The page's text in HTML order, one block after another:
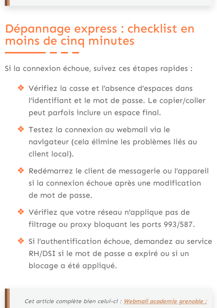
Dépannage express : checklist en
moins de cinq minutes
Si la connexion échoue, suivez ces étapes rapides :
Vérifiez la casse et l’absence d’espaces dans
l’identifiant et le mot de passe. Le copier/coller
peut parfois inclure un espace final.
Testez la connexion au webmail via le
navigateur (cela élimine les problèmes liés au
client local).
Redémarrez le client de messagerie ou l’appareil
si la connexion échoue après une modification
de mot de passe.
Vérifiez que votre réseau n’applique pas de
filtrage ou proxy bloquant les ports 993/587.
Si l’authentification échoue, demandez au service
RH/DSI si le mot de passe a expiré ou si un
blocage a été appliqué.
Cet article complète bien celui-ci : Webmail academie grenoble :